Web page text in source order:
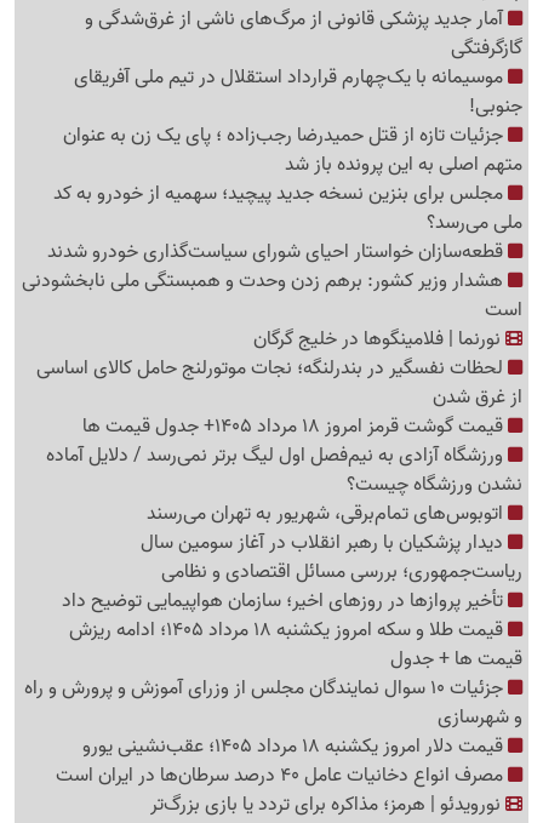
آمار جدید پزشکی قانونی از مرگ‌های ناشی از غرق‌شدگی و
گازگرفتگی
موسیمانه با یک‌چهارم قرارداد استقلال در تیم ملی آفریقای
جنوبی!
جزئیات تازه از قتل حمیدرضا رجب‌زاده ؛ پای یک زن به عنوان
متهم اصلی به این پرونده باز شد
مجلس برای بنزین نسخه جدید پیچید؛ سهمیه از خودرو به کد
ملی می‌رسد؟
قطعه‌سازان خواستار احیای شورای سیاست‌گذاری خودرو شدند
هشدار وزیر کشور: برهم زدن وحدت و همبستگی ملی نابخشودنی
است
نورنما | فلامینگوها در خلیج گرگان
لحظات نفسگیر در بندرلنگه؛ نجات موتورلنج حامل کالای اساسی
از غرق شدن
قیمت گوشت قرمز امروز 18 مرداد 1405+ جدول قیمت ها
ورزشگاه آزادی به نیم‌فصل اول لیگ برتر نمی‌رسد / دلایل آماده
نشدن ورزشگاه چیست؟
اتوبوس‌های تمام‌برقی، شهریور به تهران می‌رسند
دیدار پزشکیان با رهبر انقلاب در آغاز سومین سال
ریاست‌جمهوری؛ بررسی مسائل اقتصادی و نظامی
تأخیر پروازها در روزهای اخیر؛ سازمان هواپیمایی توضیح داد
قیمت طلا و سکه امروز یکشنبه 18 مرداد 1405؛ ادامه ریزش
قیمت ها + جدول
جزئیات 10 سوال نمایندگان مجلس از وزرای آموزش و پرورش و راه
و شهرسازی
قیمت دلار امروز یکشنبه 18 مرداد 1405؛ عقب‌نشینی یورو
مصرف انواع دخانیات عامل 40 درصد سرطان‌ها در ایران است
نورویدئو | هرمز؛ مذاکره برای تردد یا بازی بزرگ‌تر